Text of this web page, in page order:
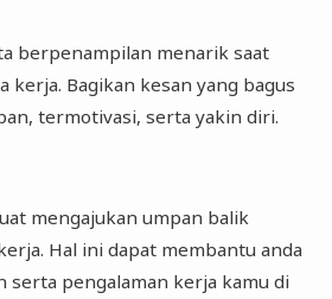
berpenampilan menarik saat
kerja. Bagikan kesan yang bagus
termotivasi, serta yakin diri.
mengajukan umpan balik
Hal ini dapat membantu anda
serta pengalaman kerja kamu di